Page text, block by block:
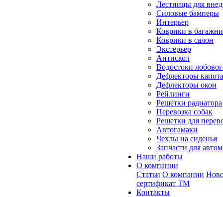
Лестницы для
Силовые бамперы
Интерьер
Коврики в
Коврики в салон
Экстерьер
Антискол
Водостоки
Дефлекторы капота
Дефлекторы окон
Рейлинги
Решетки радиатора
Перевозка собак
Решетки для
Автогамаки
Чехлы на сиденья
Запчасти для
Наши работы
О компании
Статьи О компании
сертификат ТМ
Контакты